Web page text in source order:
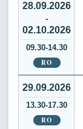
28.09.2026
-
02.10.2026
09.30-14.30
RO
29.09.2026
13.30-17.30
RO